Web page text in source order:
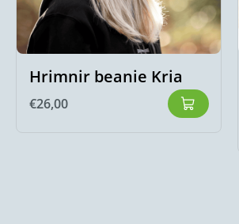
Hrimnir beanie Kria
€26,00